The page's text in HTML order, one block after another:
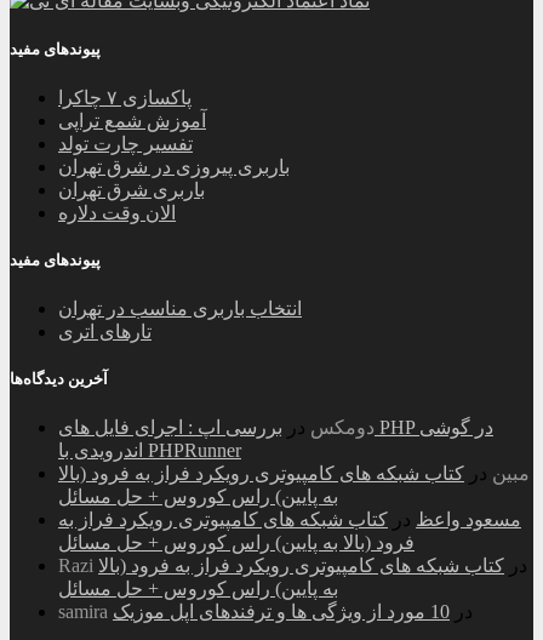
پیوندهای مفید
پاکسازی ۷ چاکرا
آموزش شمع تراپی
تفسیر چارت تولد
باربری پیروزی در شرق تهران
باربری شرق تهران
الان وقت دلاره
پیوندهای مفید
انتخاب باربری مناسب در تهران
تارهای اتری
آخرین دیدگاه‌ها
دومکس در بررسی اپ : اجرای فایل های PHP در گوشی
اندرویدی با PHPRunner
مبین در کتاب شبکه های کامپیوتری رویکرد فراز به فرود (بالا
به پایین) راس کوروس + حل مسائل
مسعود واعظ در کتاب شبکه های کامپیوتری رویکرد فراز به
فرود (بالا به پایین) راس کوروس + حل مسائل
Razi
در کتاب شبکه های کامپیوتری رویکرد فراز به فرود (بالا
به پایین) راس کوروس + حل مسائل
samira
در 10 مورد از ویژگی ها و ترفندهای اپل موزیک